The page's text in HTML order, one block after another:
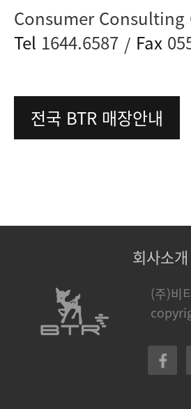
Consumer Consulting
Tel 1644.6587 / Fax
전국 BTR 매장안내
회사소개
(주)비